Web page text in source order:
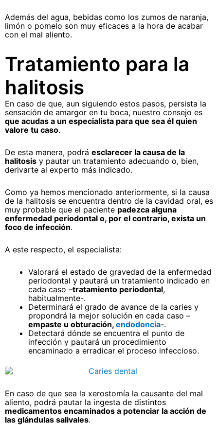
Además del agua, bebidas como los zumos de naranja,
limón o pomelo son muy eficaces a la hora de acabar
con el mal aliento.
Tratamiento para la
halitosis
En caso de que, aun siguiendo estos pasos, persista la
sensación de amargor en tu boca, nuestro consejo es
que acudas a un especialista para que sea él quien
valore tu caso.
De esta manera, podrá esclarecer la causa de la
halitosis y pautar un tratamiento adecuando o, bien,
derivarte al experto más indicado.
Como ya hemos mencionado anteriormente, si la causa
de la halitosis se encuentra dentro de la cavidad oral, es
muy probable que el paciente padezca alguna
enfermedad periodontal o, por el contrario, exista un
foco de infección.
A este respecto, el especialista:
Valorará el estado de gravedad de la enfermedad
periodontal y pautará un tratamiento indicado en
cada caso –tratamiento periodontal,
habitualmente-.
Determinará el grado de avance de la caries y
propondrá la mejor solución en cada caso –
empaste u obturación, endodoncia-.
Detectará dónde se encuentra el punto de
infección y pautará un procedimiento
encaminado a erradicar el proceso infeccioso.
En caso de que sea la xerostomía la causante del mal
aliento, podrá pautar la ingesta de distintos
medicamentos encaminados a potenciar la acción de
las glándulas salivales.